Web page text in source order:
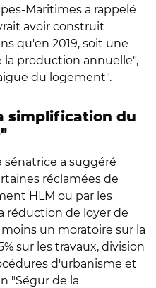
Maritimes a rappelé
avoir construit
qu'en 2019, soit une
la production annuelle",
du logement".
simplification du
sénatrice a suggéré
réclamées de
HLM ou par les
réduction de loyer de
un moratoire sur la
sur les travaux, division
d'urbanisme et
"Ségur de la